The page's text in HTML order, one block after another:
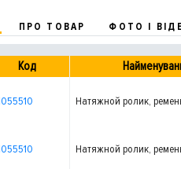
ПРО ТОВАР ФОТО І
Код
Натяжной ролик,
Натяжной ролик,